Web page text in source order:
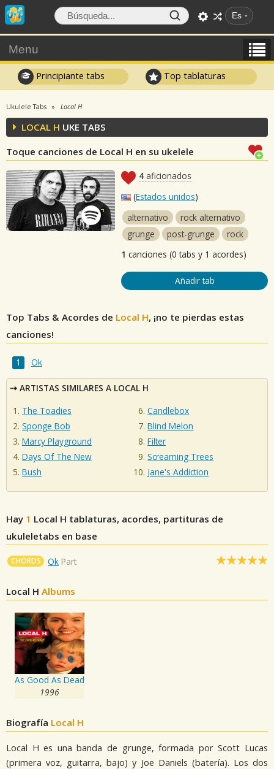
Es
Menu
Principiante tabs Top tablaturas
Ukulele Tabs Local H
LOCAL H UKE TABS
Toque canciones de Local H en su ukelele
4 aficionados
(Estados unidos)
alternativo
rock alternativo
grunge
post-grunge
rock
1 canciones (0 tabs y 1 acordes)
Añadir tab
Top Tabs & Acordes de Local H, ¡no te pierdas estas
canciones!
Ok
ARTISTAS SIMILARES A LOCAL H
The Toadies
Sponge Bob
Marcy Playground
Days Of The New
Bush
Candlebox
Blind Melon
Filter
Screaming Trees
Jane's Addiction
Hay 1 Local H tablaturas, acordes, partituras de
ukuleletabs en base
CHORDS Ok Part
Local H Albums
As Good As Dead
1996
Biografía Local H
Local H es una banda de grunge, formada por Scott Lucas
(primera voz, guitarra, bajo) y Joe Daniels (batería). Los dos